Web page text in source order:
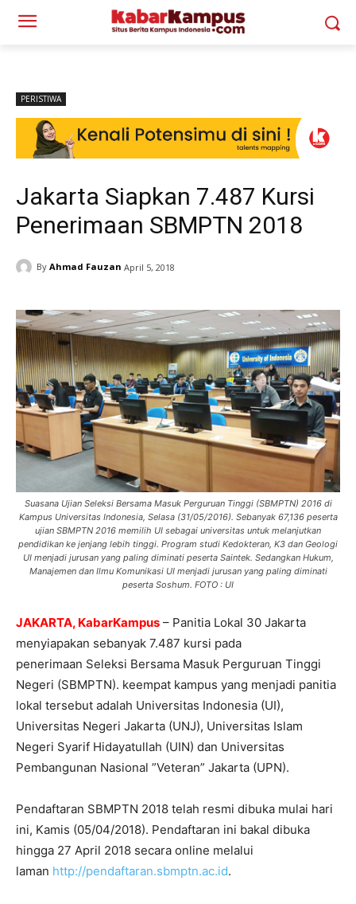
PERISTIWA
Jakarta Siapkan 7.487 Kursi
Penerimaan SBMPTN 2018
By Ahmad Fauzan April 5, 2018
Suasana Ujian Seleksi Bersama Masuk Perguruan Tinggi (SBMPTN) 2016 di
Kampus Universitas Indonesia, Selasa (31/05/2016). Sebanyak 67,136 peserta
ujian SBMPTN 2016 memilih UI sebagai universitas untuk melanjutkan
pendidikan ke jenjang lebih tinggi. Program studi Kedokteran, K3 dan Geologi
UI menjadi jurusan yang paling diminati peserta Saintek. Sedangkan Hukum,
Manajemen dan Ilmu Komunikasi UI menjadi jurusan yang paling diminati
peserta Soshum. FOTO : UI
JAKARTA, KabarKampus – Panitia Lokal 30 Jakarta
menyiapakan sebanyak 7.487 kursi pada
penerimaan Seleksi Bersama Masuk Perguruan Tinggi
Negeri (SBMPTN). keempat kampus yang menjadi panitia
lokal tersebut adalah Universitas Indonesia (UI),
Universitas Negeri Jakarta (UNJ), Universitas Islam
Negeri Syarif Hidayatullah (UIN) dan Universitas
Pembangunan Nasional ”Veteran” Jakarta (UPN).
Pendaftaran SBMPTN 2018 telah resmi dibuka mulai hari
ini, Kamis (05/04/2018). Pendaftaran ini bakal dibuka
hingga 27 April 2018 secara online melalui
laman http://pendaftaran.sbmptn.ac.id.